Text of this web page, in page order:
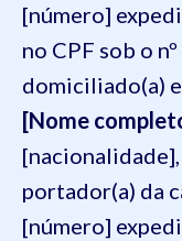
[número]
no CPF sob o
domiciliado(a)
[Nome
portador(a) da
[número]